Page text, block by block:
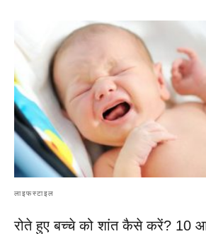
लाइफस्टाइल
रोते हुए बच्चे को शांत कैसे करें? 10